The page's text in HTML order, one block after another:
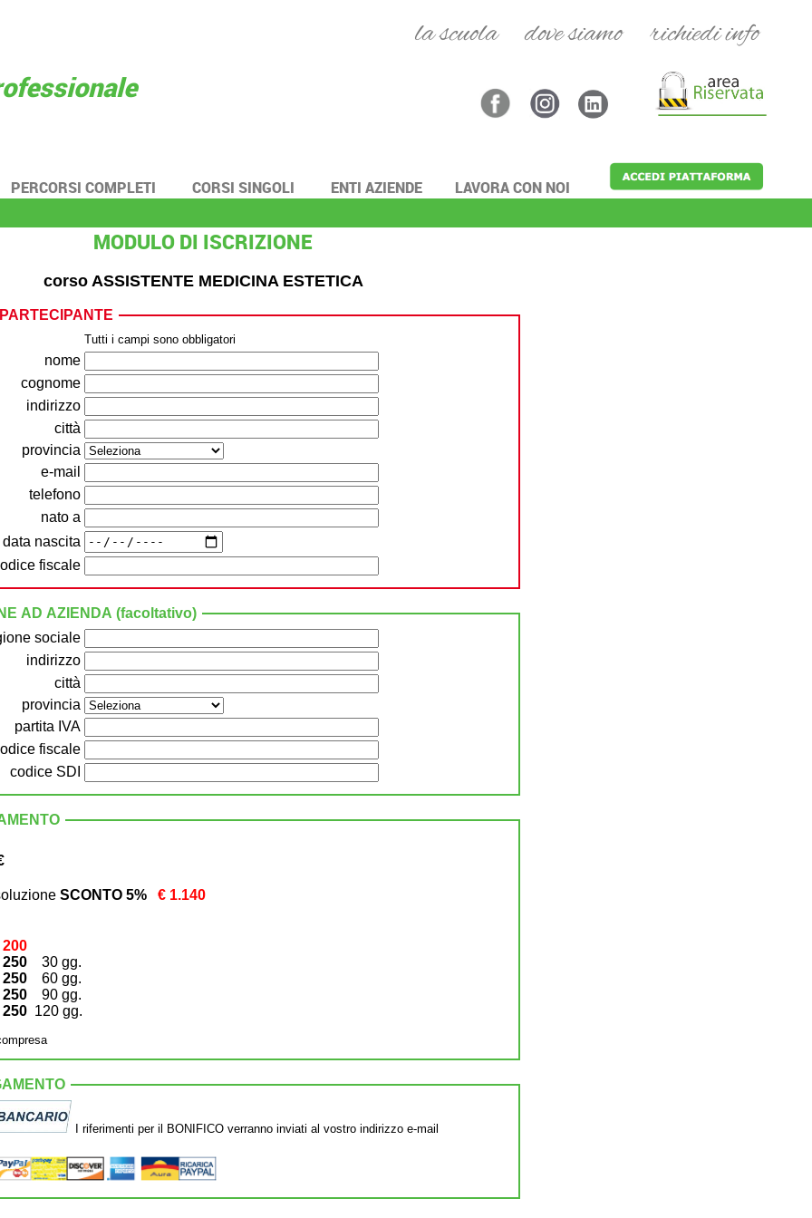
la scuola dove siamo richiedi info
PERCORSI COMPLETI CORSI SINGOLI ENTI AZIENDE LAVORA CON NOI
MODULO DI ISCRIZIONE
corso ASSISTENTE MEDICINA ESTETICA
Tutti i campi sono obbligatori
nome
cognome
indirizzo
città
provincia
e-mail
telefono
nato a
data nascita
fiscale
AD AZIENDA (facoltativo)
sociale
indirizzo
città
provincia
partita IVA
fiscale
codice SDI
SCONTO 5% € 1.140
200
250 30 gg.
250 60 gg.
250 90 gg.
250 120 gg.
I riferimenti per il BONIFICO verranno inviati al vostro indirizzo e-mail